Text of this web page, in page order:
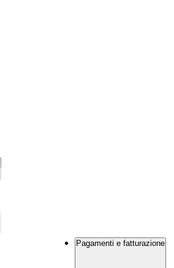
Pagamenti e fatturazione